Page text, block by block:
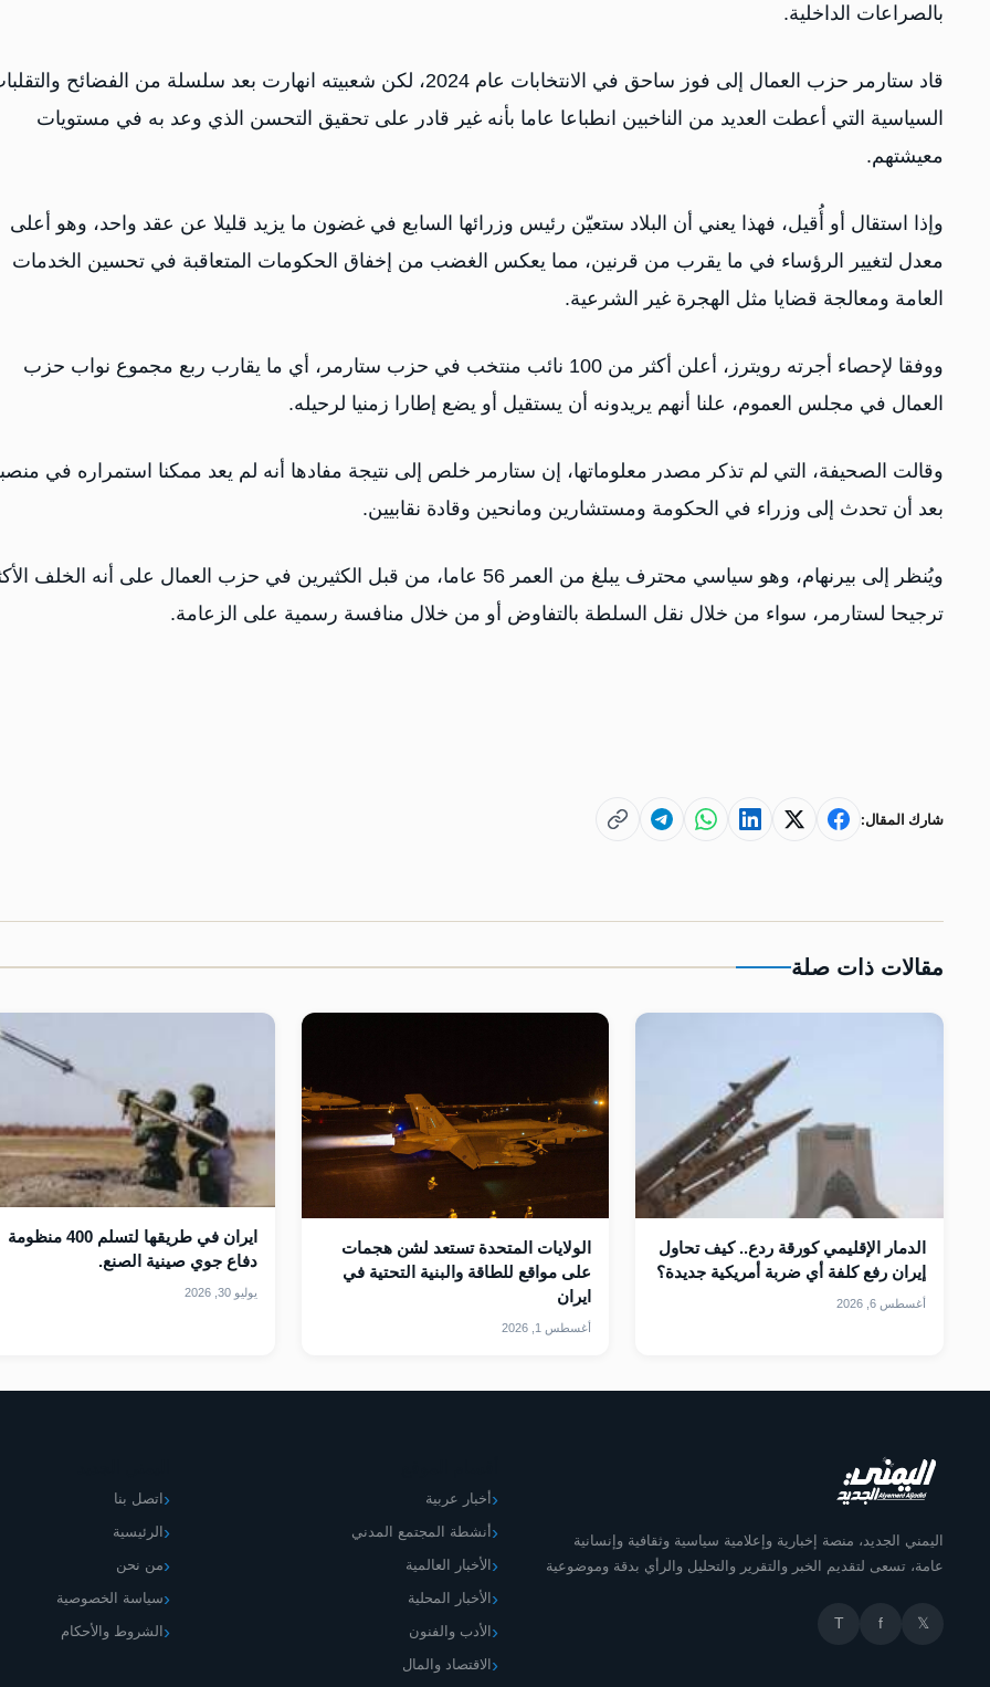
بالصراعات الداخلية.
قاد ستارمر حزب العمال إلى فوز ساحق في الانتخابات عام 2024، لكن شعبيته انهارت بعد سلسلة ​من الفضائح
السياسية التي أعطت العديد من الناخبين انطباعا عاما بأنه غير قادر على ​تحقيق التحسن الذي وعد به في مستويات
معيشتهم.
وإذا استقال أو أُقيل، فهذا يعني أن البلاد ستعيّن رئيس ‌وزرائها ⁠السابع في غضون ما يزيد قليلا عن عقد واحد، وهو أعلى
معدل لتغيير الرؤساء في ما يقرب من قرنين، مما يعكس الغضب من إخفاق الحكومات المتعاقبة في تحسين الخدمات
العامة ومعالجة قضايا مثل الهجرة غير الشرعية.
ووفقا لإحصاء أجرته رويترز، أعلن أكثر من 100 نائب منتخب ​في حزب ستارمر، أي ​ما يقارب ربع ⁠مجموع نواب حزب
العمال في مجلس العموم، علنا أنهم يريدونه أن يستقيل أو يضع إطارا زمنيا لرحيله.
وقالت الصحيفة، التي لم تذكر مصدر ​معلوماتها، إن ستارمر خلص إلى نتيجة مفادها أنه لم يعد ممكنا ​استمراره في
⁠بعد أن تحدث إلى وزراء في الحكومة ومستشارين ومانحين وقادة نقابيين.
ويُنظر إلى بيرنهام، وهو سياسي محترف يبلغ من العمر 56 عاما، من قبل الكثيرين في حزب العمال على أنه الخلف
ترجيحا ⁠لستارمر، ​سواء من خلال نقل السلطة بالتفاوض أو من خلال ​منافسة رسمية على الزعامة.
شارك المقال:
مقالات ذات صلة
الدمار الإقليمي كورقة ردع.. كيف تحاول
إيران رفع كلفة أي ضربة أمريكية جديدة؟
أغسطس 6, 2026
الولايات المتحدة تستعد لشن هجمات
على مواقع للطاقة والبنية التحتية في
ايران
أغسطس 1, 2026
ايران في طريقها لتسلم 400 منظومة
دفاع جوي صينية الصنع.
يوليو 30, 2026
اليمني الجديد، منصة إخبارية وإعلامية سياسية وثقافية وإنسانية
عامة، تسعى لتقديم الخبر والتقرير والتحليل والرأي بدقة وموضوعية
𝕏
f
T
أخبار عربية
أنشطة المجتمع المدني
الأخبار العالمية
الأخبار المحلية
الأدب والفنون
الاقتصاد والمال
اتصل بنا
الرئيسية
من نحن
سياسة الخصوصية
الشروط والأحكام